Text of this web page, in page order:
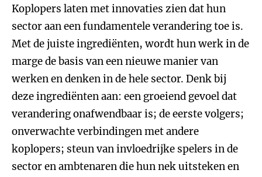
Koplopers laten met innovaties zien dat hun
sector aan een fundamentele verandering toe is.
Met de juiste ingrediënten, wordt hun werk in de
marge de basis van een nieuwe manier van
werken en denken in de hele sector. Denk bij
deze ingrediënten aan: een groeiend gevoel dat
verandering onafwendbaar is; de eerste volgers;
onverwachte verbindingen met andere
koplopers; steun van invloedrijke spelers in de
sector en ambtenaren die hun nek uitsteken en